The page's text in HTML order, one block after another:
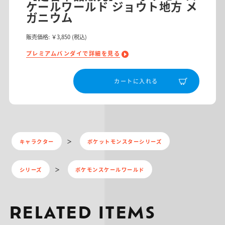
ケールワールド ジョウト地方 メ
ガニウム
販売価格: ￥3,850 (税込)
プレミアムバンダイで詳細を見る
カートに入れる
キャラクター ポケットモンスターシリーズ
シリーズ ポケモンスケールワールド
RELATED ITEMS